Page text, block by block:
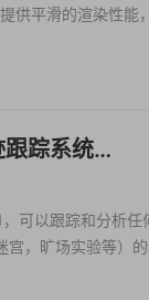
供平滑的渲染性能
踪系统
可以跟踪和分析任
，旷场实验等）的